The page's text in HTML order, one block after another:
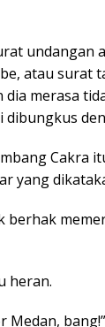
undangan
atau surat
merasa
dibungkus
Cakra
yang
berhak
heran.
Medan,